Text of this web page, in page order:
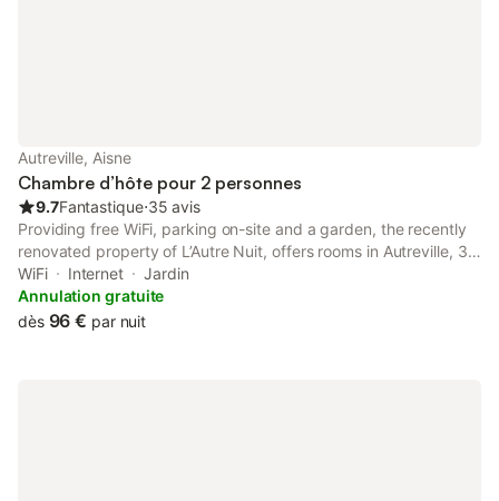
Autreville, Aisne
Chambre d’hôte pour 2 personnes
9.7Fantastique⋅35 avis
Providing free WiFi, parking on-site and a garden, the recently
renovated property of L’Autre Nuit, offers rooms in Autreville, 32
km from Laon Train Station and 34 km from Saint-Quentin Train
Station. A hot tub is available for guests.
WiFi Internet
Jardin
Annulation gratuite
dès 96 € par nuit